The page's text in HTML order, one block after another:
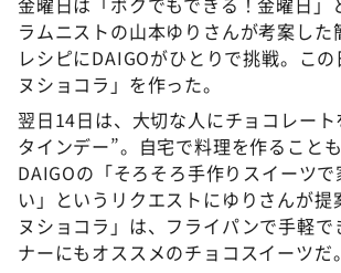
ラムニストの山本ゆりさんが考案した
レシピにDAIGOがひとりで挑戦。こ
ヌショコラ」を作った。
翌日14日は、大切な人にチョコレー
タインデー”。自宅で料理を作ること
DAIGOの「そろそろ手作りスイーツ
い」というリクエストにゆりさんが提
ヌショコラ」は、フライパンで手軽で
ナーにもオススメのチョコスイーツだ。